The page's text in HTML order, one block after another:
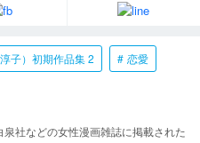
子）初期作品集 2 恋愛
社などの女性漫画雑誌に掲載された